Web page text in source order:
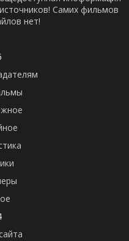
Самих фильмов
нет!